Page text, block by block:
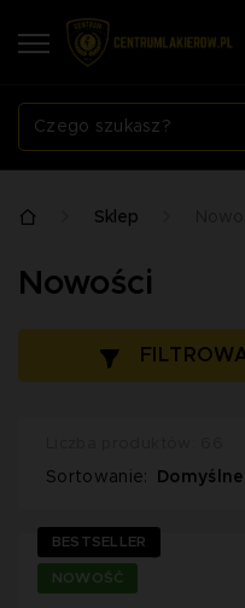
Sklep
Nowości
Sortowanie: Domyślne
BESTSELLER
NOWOŚĆ